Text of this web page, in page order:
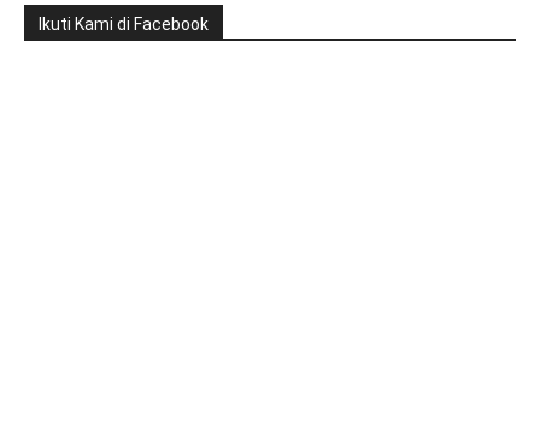
Ikuti Kami di Facebook